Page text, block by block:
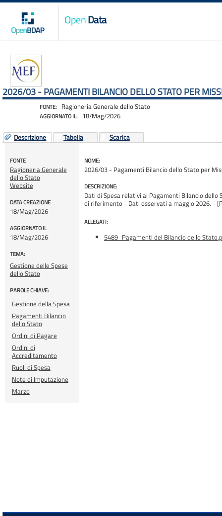
OpenData
2026/03 - PAGAMENTI BILANCIO DELLO STATO PER
FONTE: Ragioneria Generale dello Stato
AGGIORNATO IL: 18/Mag/2026
Descrizione Tabella Scarica
FONTE
Ragioneria Generale
dello Stato
Website
DATA CREAZIONE
18/Mag/2026
AGGIORNATO IL
18/Mag/2026
TEMA:
Gestione delle Spese
dello Stato
PAROLE CHIAVE:
Gestione della Spesa
Pagamenti Bilancio
dello Stato
Ordini di Pagare
Ordini di
Accreditamento
Ruoli di Spesa
Note di Imputazione
Marzo
NOME:
2026/03 - Pagamenti Bilancio dello Stato per
DESCRIZIONE:
Dati di Spesa relativi ai Pagamenti Bilancio
di riferimento - Dati osservati a maggio 2026. -
ALLEGATI:
5489_Pagamenti del Bilancio dello